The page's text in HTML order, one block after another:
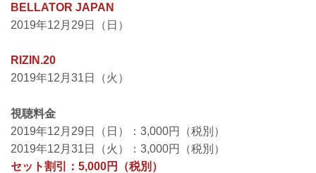
BELLATOR JAPAN
2019年12月29日（日）
RIZIN.20
2019年12月31日（火）
視聴料金
2019年12月29日（日）：3,000円（税別）
2019年12月31日（火）：3,000円（税別）
セット割引：5,000円（税別）